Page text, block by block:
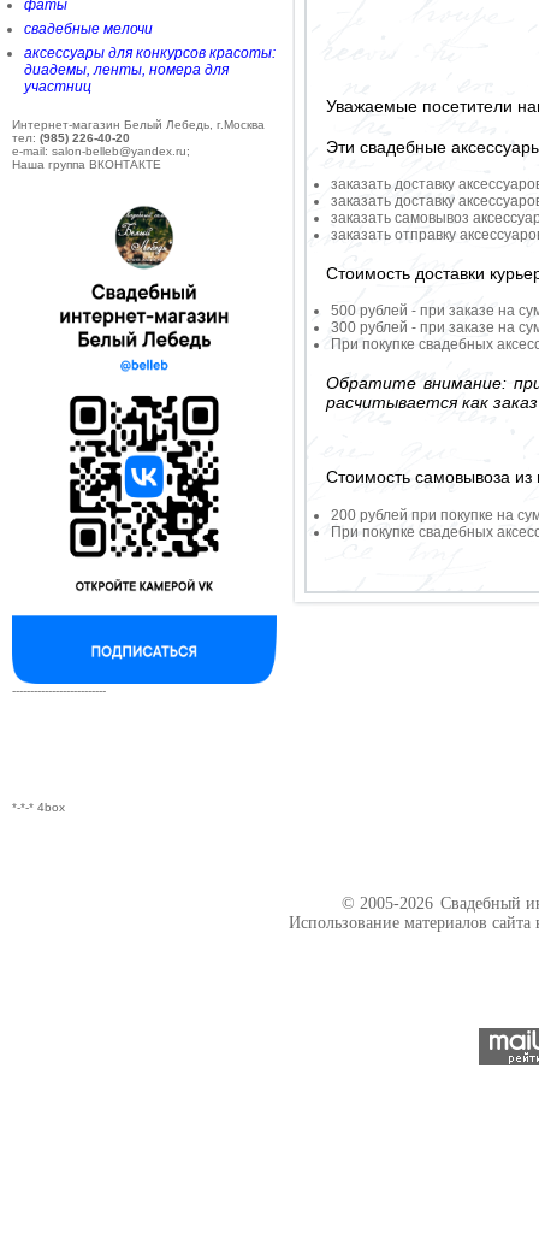
фаты
свадебные мелочи
аксессуары для конкурсов красоты:
диадемы, ленты, номера для
участниц
Интернет-магазин Белый Лебедь, г.Москва
тел: (985) 226-40-20
e-mail: salon-belleb@yandex.ru;
Наша группа ВКОНТАКТЕ
--------------------------
*-*-* 4box
Уважаемые посетители
Эти свадебные
заказать доставку
заказать доставку
заказать самовывоз
заказать отправку
Стоимость доставки
500 рублей - при заказе на
300 рублей - при заказе на
При покупке свадебных
Обратите внимание:
расчитывается как
Стоимость самовывоза из
200 рублей при покупке на
При покупке свадебных
© 2005-2026 Свадебный
Использование материалов